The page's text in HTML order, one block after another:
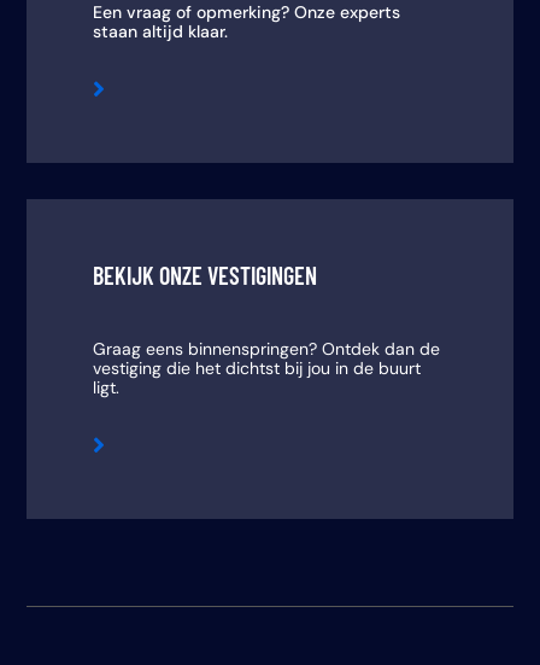
Een vraag of opmerking? Onze experts
staan altijd klaar.

BEKIJK ONZE VESTIGINGEN
Graag eens binnenspringen? Ontdek dan de
vestiging die het dichtst bij jou in de buurt
ligt.
